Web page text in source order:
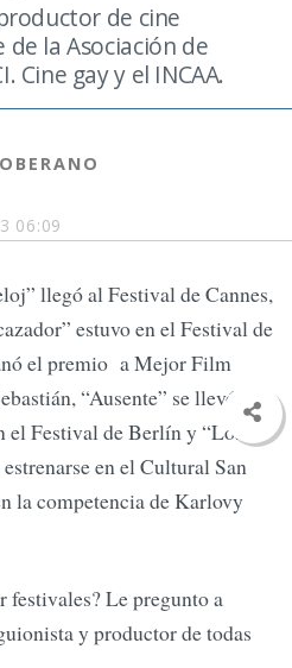
06:09
de cine
la Asociación de
Cine gay y el INCAA.
llegó al Festival de Cannes,
estuvo en el Festival de
el premio a Mejor Film
“Ausente” se llevó el
Festival de Berlín y “Los
en el Cultural San
la competencia de Karlovy
festivales? Le pregunto a
y productor de todas